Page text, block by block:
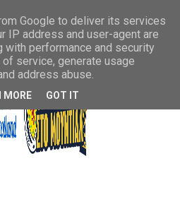
Google to deliver its services
IP address and user-agent are
with performance and security
service, generate usage
address abuse.
MORE GOT IT